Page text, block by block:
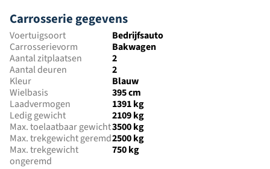
Carrosserie gegevens
Voertuigsoort
Bedrijfsauto
Carrosserievorm
Bakwagen
Aantal zitplaatsen
2
Aantal deuren
2
Kleur
Blauw
Wielbasis
395 cm
Laadvermogen
1391 kg
Ledig gewicht
2109 kg
Max. toelaatbaar gewicht3500 kg
Max. trekgewicht geremd2500 kg
Max. trekgewicht
ongeremd
750 kg